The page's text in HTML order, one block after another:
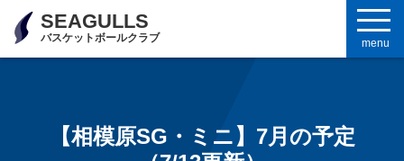
SEAGULLS
バスケットボールクラブ menu
【相模原SG・ミニ】7月の予定